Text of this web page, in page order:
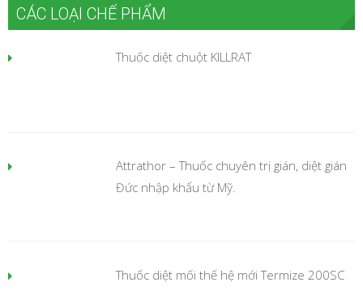
CÁC LOẠI CHẾ PHẨM
Thuốc diệt chuột KILLRAT
Attrathor – Thuốc chuyên trị gián, diệt gián
Đức nhập khẩu từ Mỹ.
Thuốc diệt mối thế hệ mới Termize 200SC